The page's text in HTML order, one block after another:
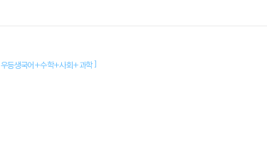
우등생국어+수학+사회+과학]